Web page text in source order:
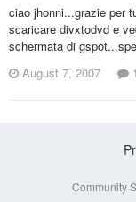
ciao jhonni...grazie per
scaricare divxtodvd e
schermata di
August 7, 2007
Community